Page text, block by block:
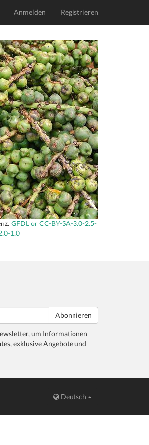
Anmelden Registrieren
GFDL or CC-BY-SA-3.0-2.5-
1.0
Abonnieren
um Informationen
exklusive Angebote und
Deutsch